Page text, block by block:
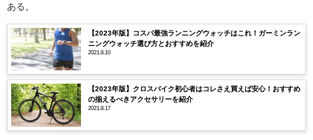
ある。
【2023年版】コスパ最強ランニングウォッチはこれ！ガーミンラン
ニングウォッチ選び方とおすすめを紹介
2021.8.10
【2023年版】クロスバイク初心者はコレさえ買えば安心！おすすめ
の揃えるべきアクセサリーを紹介
2021.8.17